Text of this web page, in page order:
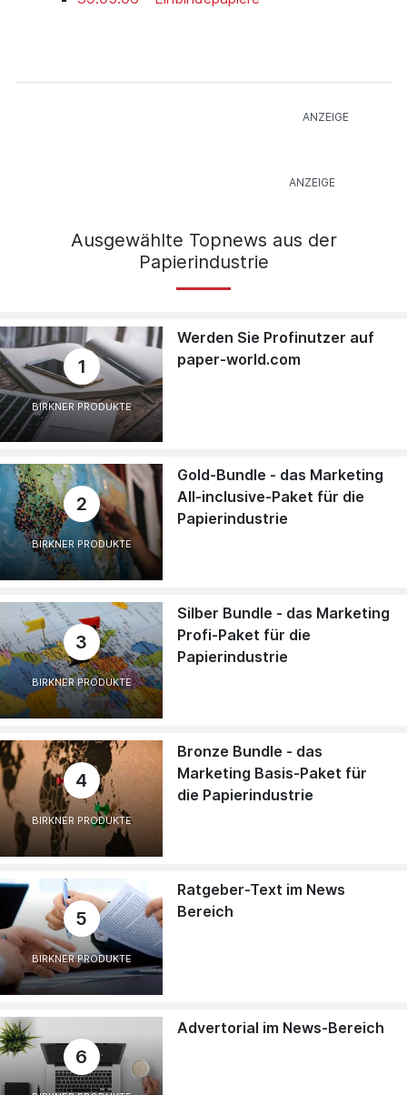
Ausgewählte Topnews aus der
Papierindustrie
1
BIRKNER PRODUKTE
Werden Sie Profinutzer auf
paper-world.com
2
BIRKNER PRODUKTE
Gold-Bundle - das Marketing
All-inclusive-Paket für die
Papierindustrie
3
BIRKNER PRODUKTE
Silber Bundle - das Marketing
Profi-Paket für die
Papierindustrie
4
BIRKNER PRODUKTE
Bronze Bundle - das
Marketing Basis-Paket für
die Papierindustrie
5
BIRKNER PRODUKTE
Ratgeber-Text im News
Bereich
6
Advertorial im News-Bereich